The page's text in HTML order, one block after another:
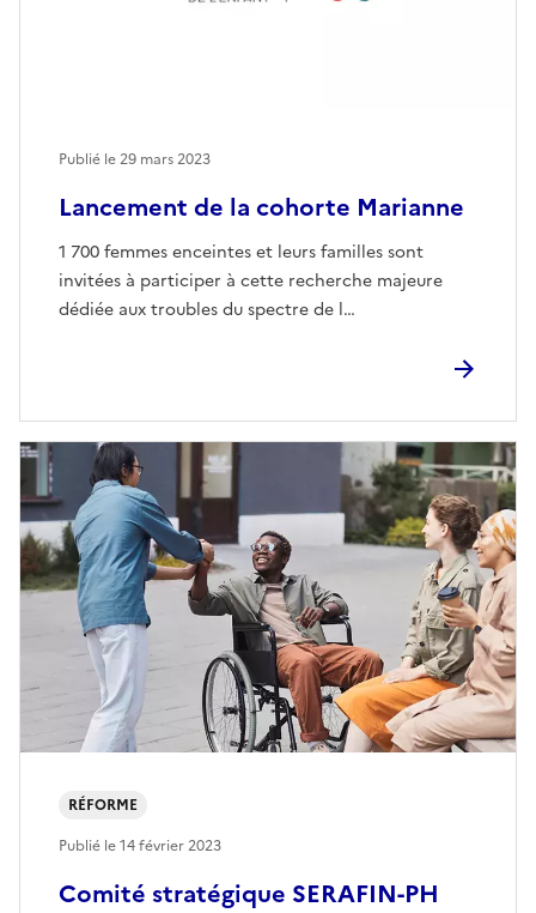
Lancement de la cohorte Marianne
1 700 femmes enceintes et leurs familles sont
invitées à participer à cette recherche majeure
dédiée aux troubles du spectre de l…
Publié le29 mars 2023
Comité stratégique SERAFIN-PH
RÉFORME
Publié le14 février 2023